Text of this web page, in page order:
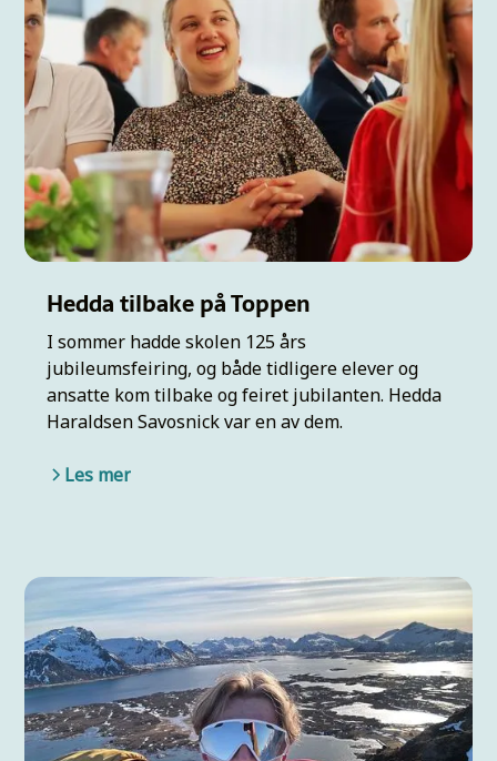
Hedda tilbake på Toppen
I sommer hadde skolen 125 års
jubileumsfeiring, og både tidligere elever og
ansatte kom tilbake og feiret jubilanten. Hedda
Haraldsen Savosnick var en av dem.
Les mer